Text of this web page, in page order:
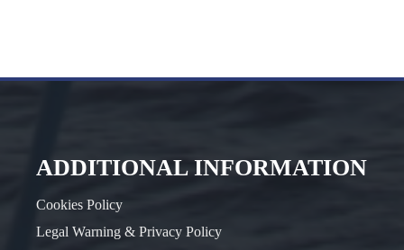
ADDITIONAL INFORMATION
Cookies Policy
Legal Warning & Privacy Policy